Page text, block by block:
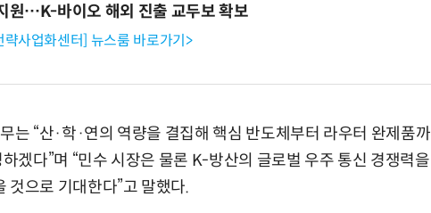
원…K-바이오 해외 진출 교두보 확보
략사업화센터] 뉴스룸 바로가기>
는 “산·학·연의 역량을 결집해 핵심 반도체부터 라우터 완제품까
겠다”며 “민수 시장은 물론 K-방산의 글로벌 우주 통신 경쟁력을
것으로 기대한다”고 말했다.
“계속 쫓아왔다”…도망치던 우크라 민간인 공격한 러 자폭 드론